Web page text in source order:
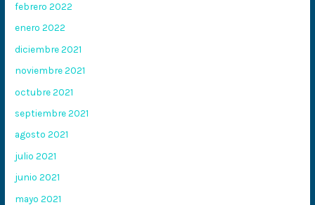
febrero 2022
enero 2022
diciembre 2021
noviembre 2021
octubre 2021
septiembre 2021
agosto 2021
julio 2021
junio 2021
mayo 2021